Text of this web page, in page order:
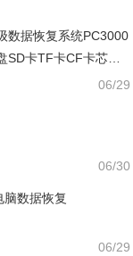
数据恢复系统PC3000
SD卡TF卡CF卡芯片
06/29
06/30
数据恢复
06/29